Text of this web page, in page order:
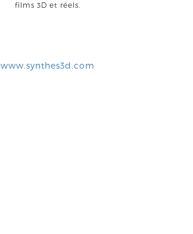
films 3D et réels.
www.synthes3d.com